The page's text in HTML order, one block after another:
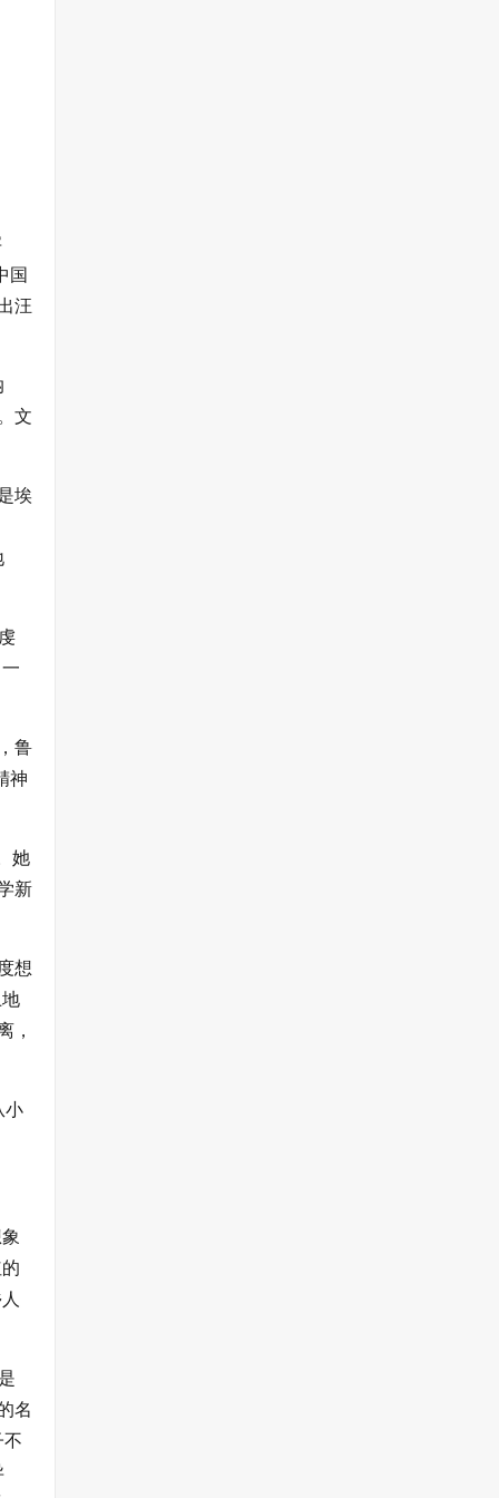
国
汪
文
埃
鲁
神
她
新
想
，
小
名
不